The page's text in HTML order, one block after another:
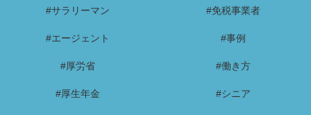
#サラリーマン #免税事業者
#エージェント #事例
#厚労省 #働き方
#厚生年金 #シニア